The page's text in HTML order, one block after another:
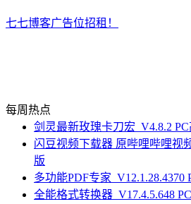
七七博客广告位招租！
每周热点
剑灵最新玫瑰卡刀宏_V4.8.2
闪豆视频下载器 原哔哩哔哩视
版
多功能PDF专家_V12.1.28.4370
全能格式转换器_V17.4.5.648